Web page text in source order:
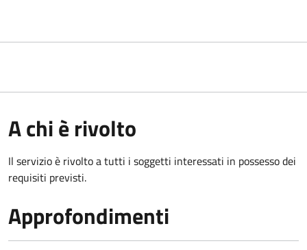
A chi è rivolto
Il servizio è rivolto a tutti i soggetti interessati in possesso dei
requisiti previsti.
Approfondimenti